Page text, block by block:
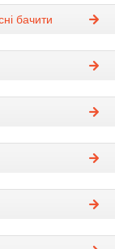
бачити